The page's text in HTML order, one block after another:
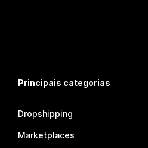
Principais categorias
Dropshipping
Marketplaces